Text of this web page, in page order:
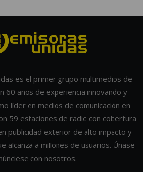
es el primer grupo multimedios de
60 años de experiencia innovando y
líder en medios de comunicación en
59 estaciones de radio con cobertura
publicidad exterior de alto impacto y
alcanza a millones de usuarios. Únase
con nosotros.